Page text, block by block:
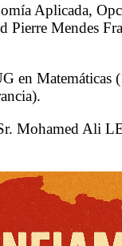
Aplicada,
Pierre Mendes
en Matemáticas
Mohamed Ali